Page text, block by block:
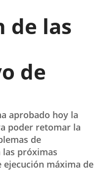
de las
de
aprobado hoy la
poder retomar la
de
las próximas
ejecución máxima de